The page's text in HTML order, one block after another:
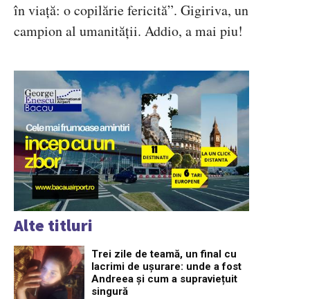
în viață: o copilărie fericită”. Gigiriva, un
campion al umanității. Addio, a mai piu!
Alte titluri
Trei zile de teamă, un final cu
lacrimi de ușurare: unde a fost
Andreea și cum a supraviețuit
singură